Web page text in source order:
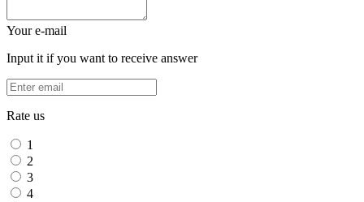
Your e-mail
Input it if you want to receive answer
Rate us
1
2
3
4